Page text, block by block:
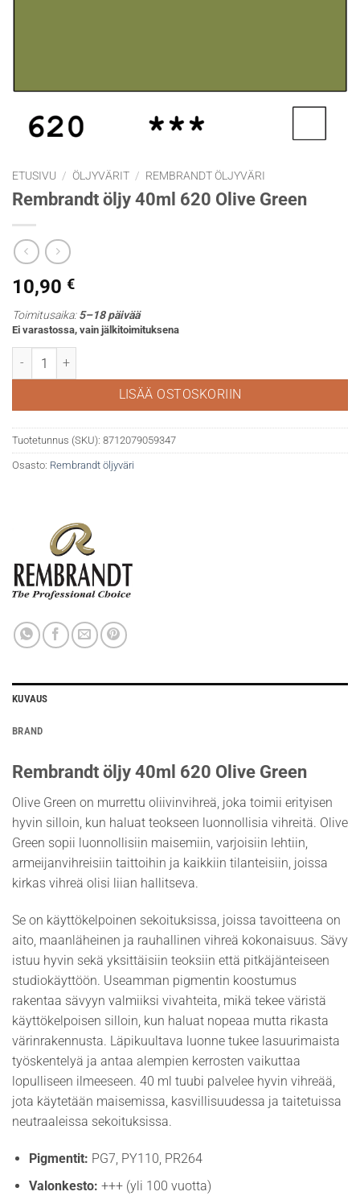
ETUSIVU / ÖLJYVÄRIT / REMBRANDT ÖLJYVÄRI
Rembrandt öljy 40ml 620 Olive Green
10,90 €
Toimitusaika:5–18 päivää
Ei varastossa, vain jälkitoimituksena
Rembrandt öljy 40ml 620 Olive Green määrä
LISÄÄ OSTOSKORIIN
Tuotetunnus (SKU): 8712079059347
Osasto: Rembrandt öljyväri
KUVAUS
BRAND
Rembrandt öljy 40ml 620 Olive Green
Olive Green on murrettu oliivinvihreä, joka toimii erityisen
hyvin silloin, kun haluat teokseen luonnollisia vihreitä. Olive
Green sopii luonnollisiin maisemiin, varjoisiin lehtiin,
armeijanvihreisiin taittoihin ja kaikkiin tilanteisiin, joissa
kirkas vihreä olisi liian hallitseva.
Se on käyttökelpoinen sekoituksissa, joissa tavoitteena on
aito, maanläheinen ja rauhallinen vihreä kokonaisuus. Sävy
istuu hyvin sekä yksittäisiin teoksiin että pitkäjänteiseen
studiokäyttöön. Useamman pigmentin koostumus
rakentaa sävyyn valmiiksi vivahteita, mikä tekee väristä
käyttökelpoisen silloin, kun haluat nopeaa mutta rikasta
värinrakennusta. Läpikuultava luonne tukee lasuurimaista
työskentelyä ja antaa alempien kerrosten vaikuttaa
lopulliseen ilmeeseen. 40 ml tuubi palvelee hyvin vihreää,
jota käytetään maisemissa, kasvillisuudessa ja taitetuissa
neutraaleissa sekoituksissa.
Pigmentit: PG7, PY110, PR264
Valonkesto: +++ (yli 100 vuotta)